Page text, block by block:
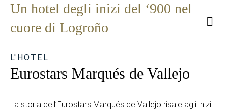
Un hotel degli inizi del ‘900 nel
cuore di Logroño
L'HOTEL
Eurostars Marqués de Vallejo
La storia dell’Eurostars Marqués de Vallejo risale agli inizi